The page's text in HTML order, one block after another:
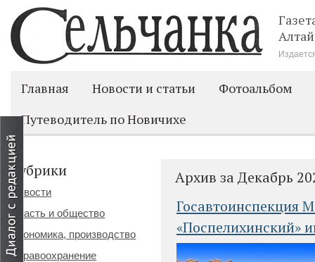
Главная Новости и статьи
Фотоальбом
Путеводитель по Новичихе
Архив за Декабрь
Госавтоинспекция
«Поспелихинский»
Рубрики
Новости
Власть и общество
Экономика, производство
Здравоохранение